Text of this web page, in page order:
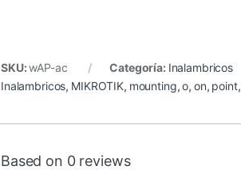
SKU:wAP-ac Categoría: Inalambricos
Inalambricos, MIKROTIK, mounting,o, on, point,
Based on 0 reviews